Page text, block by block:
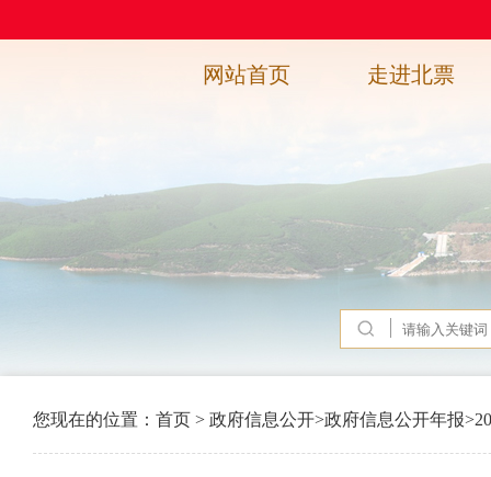
网站首页 走进北票
您现在的位置： 首页 > 政府信息公开>政府信息公开年报>